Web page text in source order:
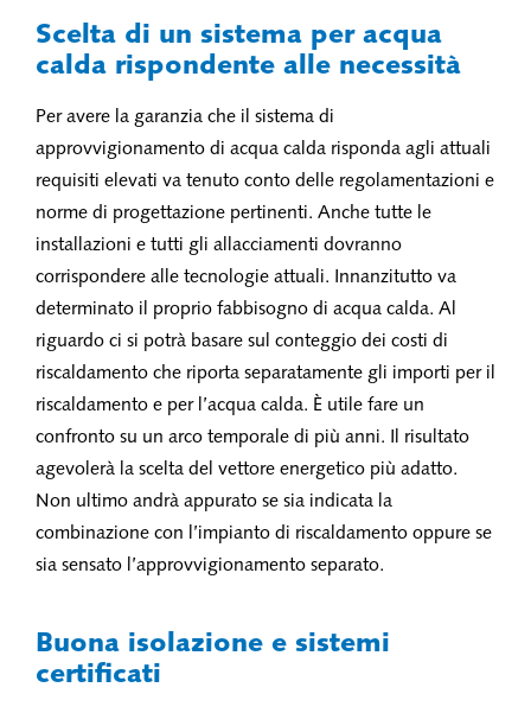
Scelta di un sistema per acqua
calda rispondente alle necessità
Per avere la garanzia che il sistema di
approvvigionamento di acqua calda risponda agli attuali
requisiti elevati va tenuto conto delle regolamentazioni e
norme di progettazione pertinenti. Anche tutte le
installazioni e tutti gli allacciamenti dovranno
corrispondere alle tecnologie attuali. Innanzitutto va
determinato il proprio fabbisogno di acqua calda. Al
riguardo ci si potrà basare sul conteggio dei costi di
riscaldamento che riporta separatamente gli importi per il
riscaldamento e per l’acqua calda. È utile fare un
confronto su un arco temporale di più anni. Il risultato
agevolerà la scelta del vettore energetico più adatto.
Non ultimo andrà appurato se sia indicata la
combinazione con l’impianto di riscaldamento oppure se
sia sensato l’approvvigionamento separato.
Buona isolazione e sistemi
certificati